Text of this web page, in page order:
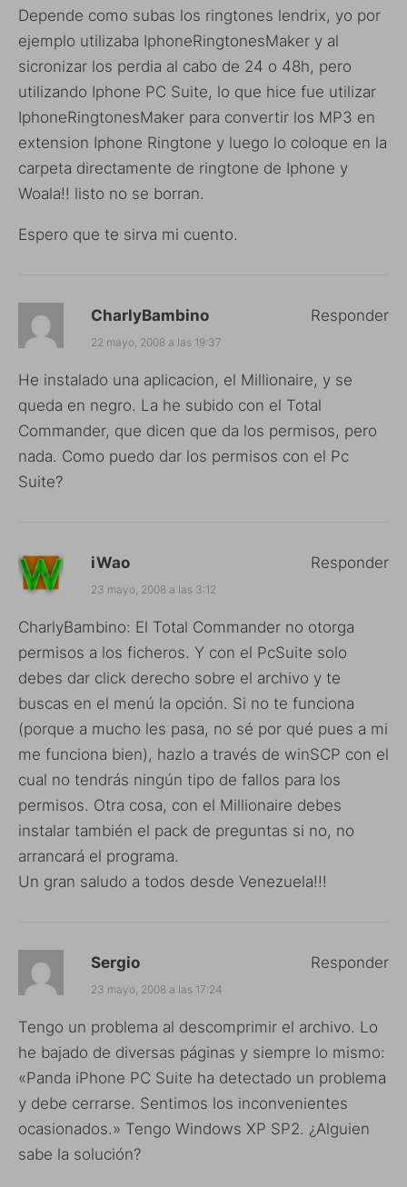
Depende como subas los ringtones lendrix, yo por
ejemplo utilizaba IphoneRingtonesMaker y al
sicronizar los perdia al cabo de 24 o 48h, pero
utilizando Iphone PC Suite, lo que hice fue utilizar
IphoneRingtonesMaker para convertir los MP3 en
extension Iphone Ringtone y luego lo coloque en la
carpeta directamente de ringtone de Iphone y
Woala!! listo no se borran.
Espero que te sirva mi cuento.
CharlyBambino
22 mayo, 2008 a las 19:37
He instalado una aplicacion, el Millionaire, y se
queda en negro. La he subido con el Total
Commander, que dicen que da los permisos, pero
nada. Como puedo dar los permisos con el Pc
Suite?
Responder
iWao
23 mayo, 2008 a las 3:12
CharlyBambino: El Total Commander no otorga
permisos a los ficheros. Y con el PcSuite solo
debes dar click derecho sobre el archivo y te
buscas en el menú la opción. Si no te funciona
(porque a mucho les pasa, no sé por qué pues a mi
me funciona bien), hazlo a través de winSCP con el
cual no tendrás ningún tipo de fallos para los
permisos. Otra cosa, con el Millionaire debes
instalar también el pack de preguntas si no, no
arrancará el programa.
Un gran saludo a todos desde Venezuela!!!
Responder
Sergio
23 mayo, 2008 a las 17:24
Tengo un problema al descomprimir el archivo. Lo
he bajado de diversas páginas y siempre lo mismo:
«Panda iPhone PC Suite ha detectado un problema
y debe cerrarse. Sentimos los inconvenientes
ocasionados.» Tengo Windows XP SP2. ¿Alguien
sabe la solución?
Responder